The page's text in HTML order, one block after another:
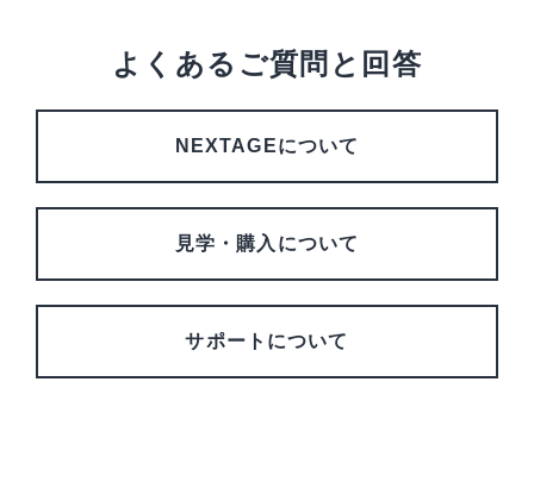
アプリケーションパッケージ
お知らせ
よくあるご質問と回答
NEXTAGEについて
見学・購入について
サポートについて